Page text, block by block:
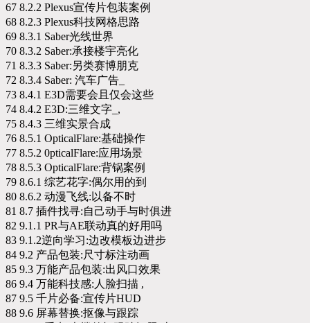
67 8.2.2 Plexus宣传片包装案例
68 8.2.3 Plexus科技网格思路
69 8.3.1 Saber光线世界
70 8.3.2 Saber:承接楼宇亮化
71 8.3.3 Saber:另类赛博朋克
72 8.3.4 Saber: 汽车广告_
73 8.4.1 E3D需要会且仅会这些
74 8.4.2 E3D:三维文字_,
75 8.4.3 三维实景合成
76 8.5.1 OpticalFlare:基础操作
77 8.5.2 0pticalFlare:应用场景
78 8.5.3 OpticalFlare:背锅案例
79 8.6.1 综艺花字:偶尔用的到
80 8.6.2 动漫飞线:以备不时
81 8.7 插件找寻:自己动手与时俱进
82 9.1.1 PR与AE联动真的好用吗
83 9.1.2逆向学习:边改模板边进步
84 9.2 产品包装:尺寸标注动画
85 9.3 万能产品包装:出风口效果
86 9.4 万能科技感:人脸扫描 ,
87 9.5 千片必备:宣传片HUD
88 9.6 屏幕替换:抠像与跟踪